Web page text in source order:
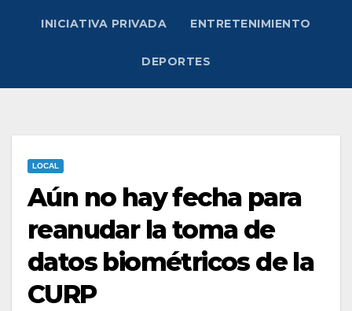
INICIATIVA PRIVADA ENTRETENIMIENTO
DEPORTES
LOCAL
Aún no hay fecha para
reanudar la toma de
datos biométricos de la
CURP